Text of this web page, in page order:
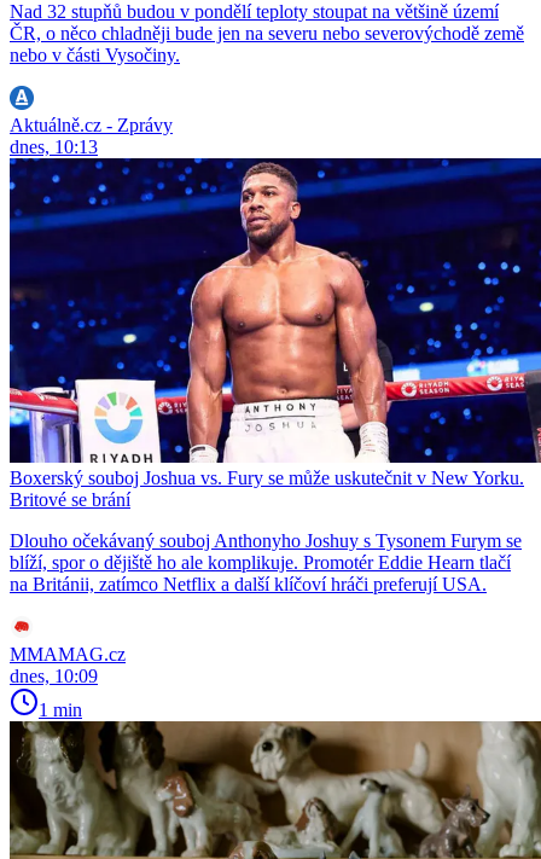
Nad 32 stupňů budou v pondělí teploty stoupat na většině území
ČR, o něco chladněji bude jen na severu nebo severovýchodě země
nebo v části Vysočiny.
Aktuálně.cz - Zprávy
dnes, 10:13
Boxerský souboj Joshua vs. Fury se může uskutečnit v New Yorku.
Britové se brání
Dlouho očekávaný souboj Anthonyho Joshuy s Tysonem Furym se
blíží, spor o dějiště ho ale komplikuje. Promotér Eddie Hearn tlačí
na Británii, zatímco Netflix a další klíčoví hráči preferují USA.
MMAMAG.cz
dnes, 10:09
1 min